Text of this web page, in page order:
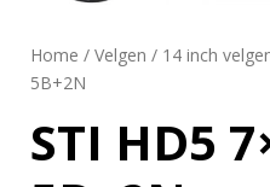
Home / Velgen / 14 inch
5B+2N
STI HD5